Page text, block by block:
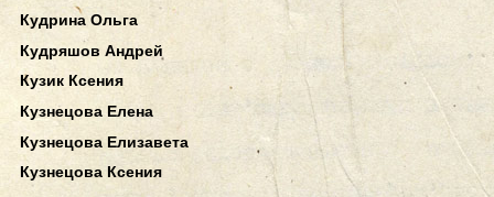
Кудрина Ольга
Кудряшов Андрей
Кузик Ксения
Кузнецова Елена
Кузнецова Елизавета
Кузнецова Ксения